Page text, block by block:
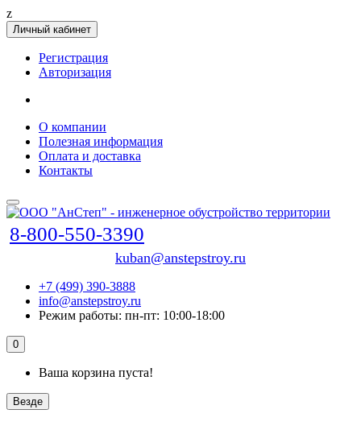
z
Личный кабинет
Регистрация
Авторизация
О компании
Полезная информация
Оплата и доставка
Контакты
8-800-550-3390
kuban@anstepstroy.ru
+7 (499) 390-3888
info@anstepstroy.ru
Режим работы: пн-пт: 10:00-18:00
0
Ваша корзина пуста!
Везде